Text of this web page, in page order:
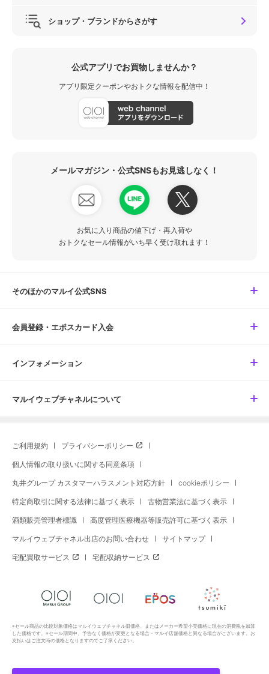
ショップ・ブランドからさがす
公式アプリでお買物しませんか？
アプリ限定クーポンやおトクな情報を配信中！
メールマガジン・公式SNSもお見逃しなく！
お気に入り商品の値下げ・再入荷や
おトクなセール情報がいち早く受け取れます！
そのほかのマルイ公式SNS
会員登録・エポスカード入会
インフォメーション
マルイウェブチャネルについて
ご利用規約 プライバシーポリシー
個人情報の取り扱いに関する同意条項
丸井グループ カスタマーハラスメント対応方針 cookieポリシー
特定商取引に関する法律に基づく表示 古物営業法に基づく表示
酒類販売管理者標識 高度管理医療機器等販売許可に基づく表示
マルイウェブチャネル出店のお問い合わせ サイトマップ
宅配買取サービス 宅配収納サービス
※セール商品の比較対象価格はマルイウェブチャネル旧価格、またはメーカー希望小売価格に現在の消費税を加算
した価格です。※セール期間中、予告なく価格が変更となる場合・マルイ店舗価格と異なる場合がございます。お
支払いはご注文時の価格となりますのでご了承ください。